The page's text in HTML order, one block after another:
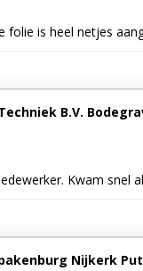
folie is heel netjes
B.V.
Kwam
Nijkerk